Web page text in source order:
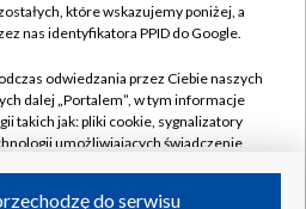
Pomoc
Kontakt
Kanały
które wskazujemy poniżej, a
nas identyfikatora PPID do Google.
odwiedzania przez Ciebie naszych
dalej „Portalem”, w tym informacje
takich jak: pliki cookie, sygnalizatory
umożliwiających świadczenie
do serwisu